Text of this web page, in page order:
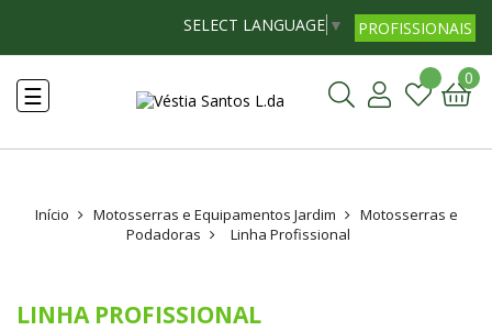
PROFISSIONAIS
SELECT LANGUAGE ▼
Toggle
navigation
☰
0
Início Motosserras e Equipamentos Jardim
Motosserras e
Podadoras
Linha Profissional
LINHA PROFISSIONAL